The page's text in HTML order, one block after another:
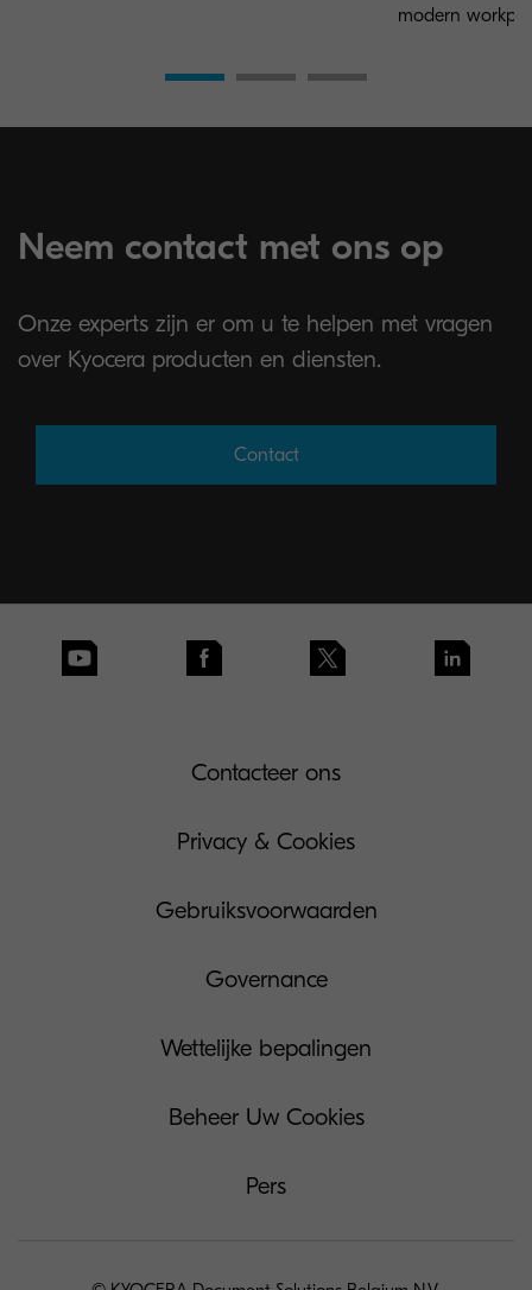
modern
Neem contact met ons op
Onze experts zijn er om u te helpen met vragen
over Kyocera producten en diensten.
Contact
Contacteer ons
Privacy & Cookies
Gebruiksvoorwaarden
Governance
Wettelijke bepalingen
Beheer Uw Cookies
Pers